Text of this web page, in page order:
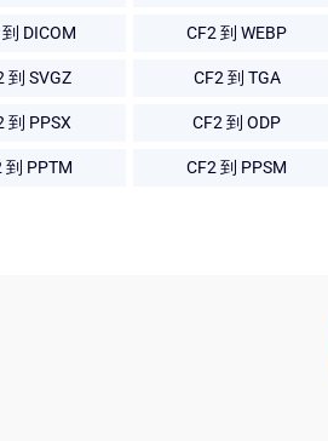
DICOM CF2 到 WEBP
到 SVGZ CF2 到 TGA
到 PPSX CF2 到 ODP
到 PPTM CF2 到 PPSM